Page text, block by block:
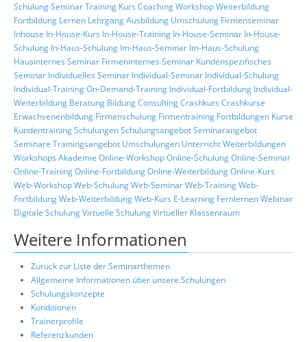
SchulungSeminarTraining Kurs CoachingWorkshopWeiterbildung
Fortbildung Lernen LehrgangAusbildung Umschulung Firmenseminar
Inhouse In-House-Kurs In-House-Training In-House-Seminar In-House-
Schulung In-Haus-Schulung Im-Haus-Seminar Im-Haus-Schulung
Hausinternes Seminar Firmeninternes Seminar Kundenspezifisches
Seminar Individuelles Seminar Individual-Seminar Individual-Schulung
Individual-TrainingOn-Demand-Training Individual-Fortbildung Individual-
Weiterbildung Beratung BildungConsultingCrashkurs Crashkurse
Erwachsenenbildung Firmenschulung Firmentraining Fortbildungen Kurse
KundentrainingSchulungenSchulungsangebotSeminarangebot
Seminare Trainingsangebot Umschulungen UnterrichtWeiterbildungen
Workshops Akademie Online-WorkshopOnline-SchulungOnline-Seminar
Online-TrainingOnline-FortbildungOnline-WeiterbildungOnline-Kurs
Web-WorkshopWeb-SchulungWeb-SeminarWeb-TrainingWeb-
FortbildungWeb-WeiterbildungWeb-Kurs E-Learning FernlernenWebinar
Digitale SchulungVirtuelle SchulungVirtueller Klassenraum
Weitere Informationen
Zurück zur Liste der Seminarthemen
Allgemeine Informationen über unsere Schulungen
Schulungskonzepte
Konditionen
Trainerprofile
Referenzkunden